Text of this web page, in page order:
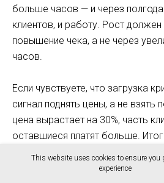
больше часов — и через полгода
клиентов, и работу. Рост должен
повышение чека, а не через
часов.
Если чувствуете, что загрузка
сигнал поднять цены, а не взять
цена вырастает на 30%, часть
оставшиеся платят больше.
сохраняется или растёт,
This website uses cookies to ensure you
experience